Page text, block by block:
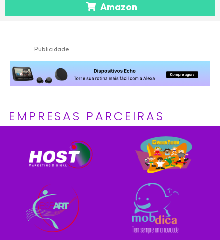
Amazon
Publicidade
EMPRESAS PARCEIRAS